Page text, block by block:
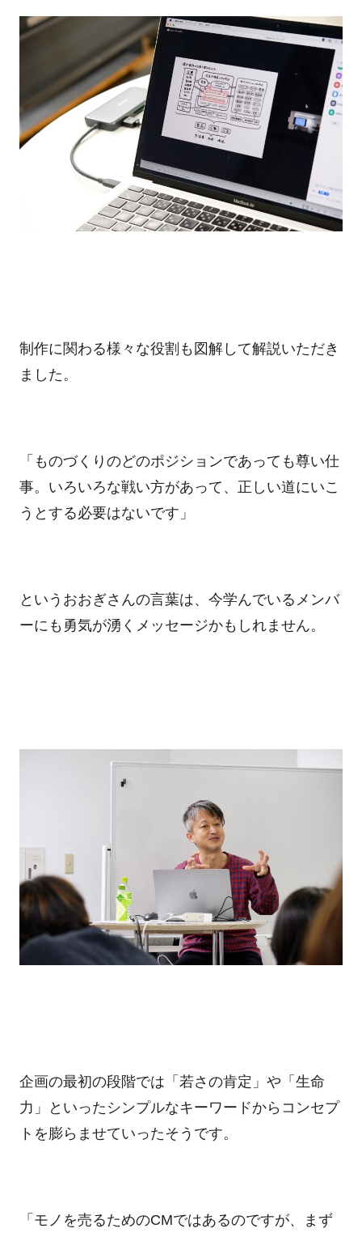
制作に関わる様々な役割も図解して解説いただき
ました。
「ものづくりのどのポジションであっても尊い仕
事。いろいろな戦い方があって、正しい道にいこ
うとする必要はないです」
というおおぎさんの言葉は、今学んでいるメンバ
ーにも勇気が湧くメッセージかもしれません。
企画の最初の段階では「若さの肯定」や「生命
力」といったシンプルなキーワードからコンセプ
トを膨らませていったそうです。
「モノを売るためのCMではあるのですが、まず